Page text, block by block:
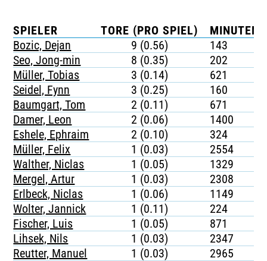
SPIELER TORE (PRO SPIEL)
MINUTEN
Bozic, Dejan
9 (0.56)
143
Seo, Jong-min
8 (0.35)
202
Müller, Tobias
3 (0.14)
621
Seidel, Fynn
3 (0.25)
160
Baumgart, Tom
2 (0.11)
671
Damer, Leon
2 (0.06)
1400
Eshele, Ephraim
2 (0.10)
324
Müller, Felix
1 (0.03)
2554
Walther, Niclas
1 (0.05)
1329
Mergel, Artur
1 (0.03)
2308
Erlbeck, Niclas
1 (0.06)
1149
Wolter, Jannick
1 (0.11)
224
Fischer, Luis
1 (0.05)
871
Lihsek, Nils
1 (0.03)
2347
Reutter, Manuel
1 (0.03) 2965